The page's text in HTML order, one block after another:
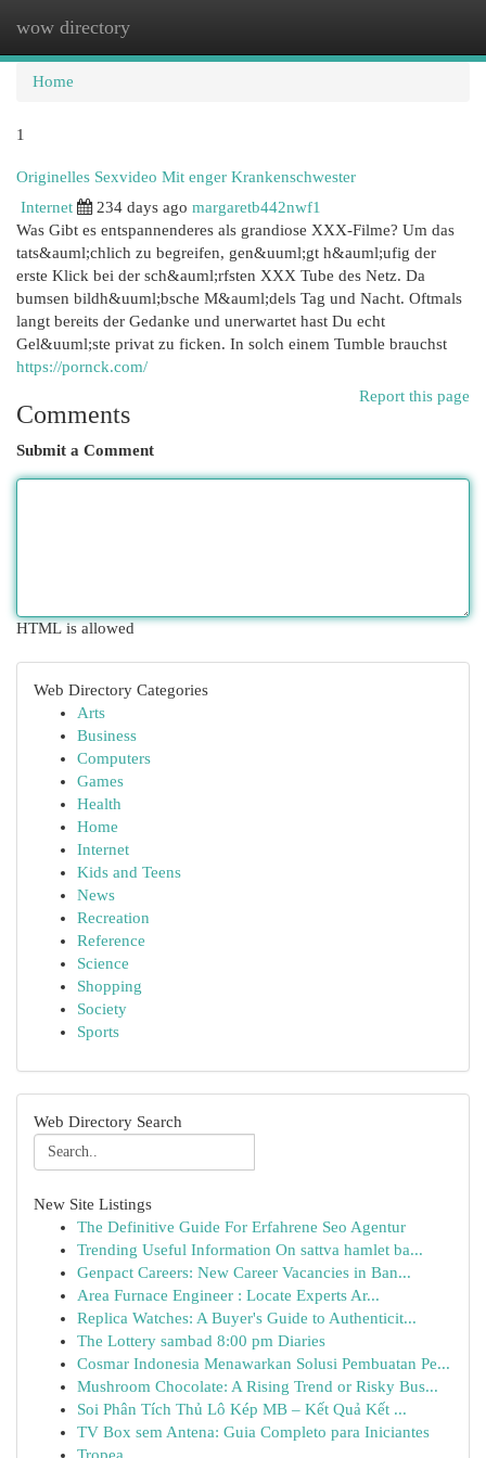
wow directory
Home
1
Originelles Sexvideo Mit enger Krankenschwester
Internet
234 days ago margaretb442nwf1
Was Gibt es entspannenderes als grandiose XXX-Filme? Um das
tats&auml;chlich zu begreifen, gen&uuml;gt h&auml;ufig der
erste Klick bei der sch&auml;rfsten XXX Tube des Netz. Da
bumsen bildh&uuml;bsche M&auml;dels Tag und Nacht. Oftmals
langt bereits der Gedanke und unerwartet hast Du echt
Gel&uuml;ste privat zu ficken. In solch einem Tumble brauchst
https://pornck.com/
Report this page
Comments
Submit a Comment
HTML is allowed
Web Directory Categories
Arts
Business
Computers
Games
Health
Home
Internet
Kids and Teens
News
Recreation
Reference
Science
Shopping
Society
Sports
Web Directory Search
New Site Listings
The Definitive Guide For Erfahrene Seo Agentur
Trending Useful Information On sattva hamlet ba...
Genpact Careers: New Career Vacancies in Ban...
Area Furnace Engineer : Locate Experts Ar...
Replica Watches: A Buyer's Guide to Authenticit...
The Lottery sambad 8:00 pm Diaries
Cosmar Indonesia Menawarkan Solusi Pembuatan Pe...
Mushroom Chocolate: A Rising Trend or Risky Bus...
Soi Phân Tích Thủ Lô Kép MB – Kết Quả Kết ...
TV Box sem Antena: Guia Completo para Iniciantes